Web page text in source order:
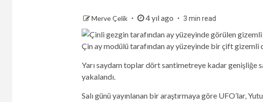
Merve Çelik 4 yıl ago 3 min read
Çin ay modülü tarafından ay yüzeyinde bir çift gizemli
Yarı saydam toplar dört santimetreye kadar genişliğe
yakalandı.
Salı günü yayınlanan bir araştırmaya göre UFO’lar,